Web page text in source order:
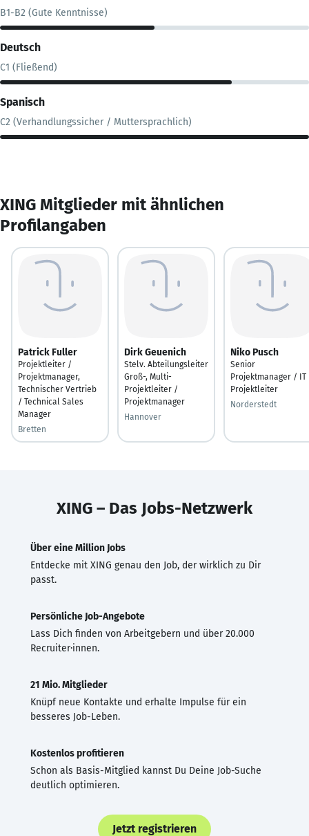
B1-B2 (Gute Kenntnisse)
Deutsch
C1 (Fließend)
Spanisch
C2 (Verhandlungssicher / Muttersprachlich)
XING Mitglieder mit ähnlichen
Profilangaben
Patrick Fuller
Projektleiter /
Projektmanager,
Technischer Vertrieb
/ Technical Sales
Manager
Bretten
Dirk Geuenich
Stelv. Abteilungsleiter
Groß-, Multi-
Projektleiter /
Projektmanager
Hannover
Niko Pusch
Senior
Projektmanager / IT
Projektleiter
Norderstedt
XING – Das Jobs-Netzwerk
Über eine Million Jobs
Entdecke mit XING genau den Job, der wirklich zu Dir
passt.
Persönliche Job-Angebote
Lass Dich finden von Arbeitgebern und über 20.000
Recruiter·innen.
21 Mio. Mitglieder
Knüpf neue Kontakte und erhalte Impulse für ein
besseres Job-Leben.
Kostenlos profitieren
Schon als Basis-Mitglied kannst Du Deine Job-Suche
deutlich optimieren.
Jetzt registrieren